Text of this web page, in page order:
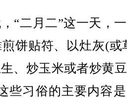
二月二”这一天，
饼贴符、以灶灰(或
、炒玉米或者炒黄
些习俗的主要内容